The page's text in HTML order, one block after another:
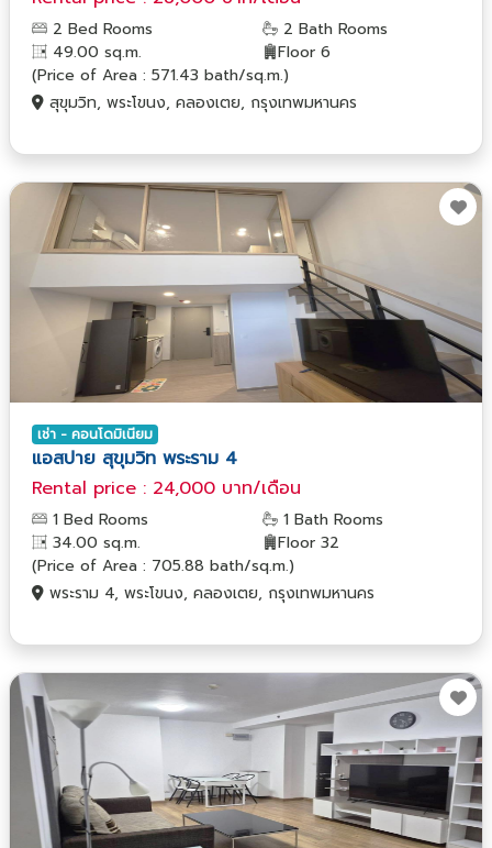
2 Bed Rooms
2 Bath Rooms
49.00 sq.m.
Floor 6
(Price of Area : 571.43 bath/sq.m.)
สุขุมวิท, พระโขนง, คลองเตย, กรุงเทพมหานคร
เช่า - คอนโดมิเนียม
แอสปาย สุขุมวิท พระราม 4
Rental price : 24,000 บาท/เดือน
1 Bed Rooms
1 Bath Rooms
34.00 sq.m.
Floor 32
(Price of Area : 705.88 bath/sq.m.)
พระราม 4, พระโขนง, คลองเตย, กรุงเทพมหานคร